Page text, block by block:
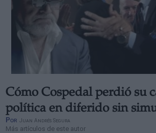
Cómo Cospedal perdió su
política en diferido sin
Por Juan Andrés Segura
Más artículos de este autor